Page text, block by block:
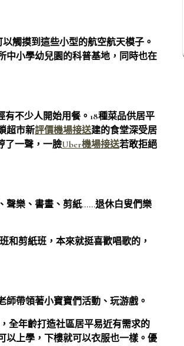
觸摸到這些小型的航空航天模子。
中小學幼兒園的科普基地，同時也在
不少人開始用餐。18種菜品供居平
超市新評價機場接送建的食堂深受居
了一聲，一臉Uber機場接送若敢拒絕
聲樂、書畫、剪紙……退休白叟們樂
和剪紙班，本來就挺喜歡唱歌的，
帶領著小寶寶們活動、玩游戲。
全年齡打造社區居平易近有需求的
以上學，下樓就可以衣服也一樣。優